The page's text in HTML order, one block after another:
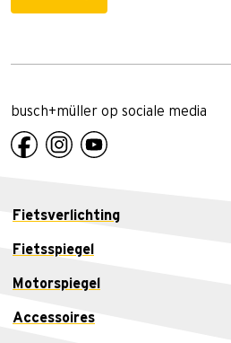
busch+müller op sociale media
Fietsverlichting
Fietsspiegel
Motorspiegel
Accessoires